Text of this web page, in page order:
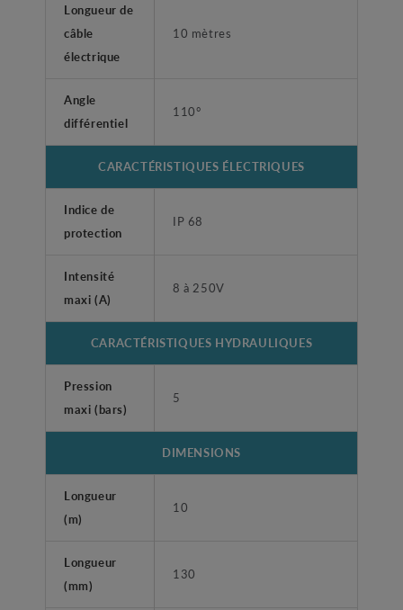
Longueur de
câble
électrique
10 mètres
Angle
différentiel
110°
CARACTÉRISTIQUES ÉLECTRIQUES
Indice de
protection
IP 68
Intensité
maxi (A)
8 à 250V
CARACTÉRISTIQUES HYDRAULIQUES
Pression
maxi (bars)
5
DIMENSIONS
Longueur
(m)
10
Longueur
(mm)
130